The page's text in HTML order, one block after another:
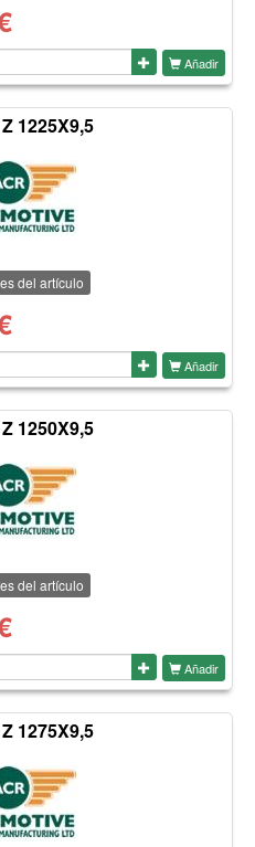
Añadir
1225X9,5
del artículo
Añadir
1250X9,5
del artículo
Añadir
1275X9,5